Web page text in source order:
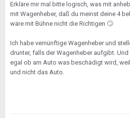
Erkläre mir mal bitte logisch, was mit
mit Wagenheber, daß du meinst deine 4
wäre mit Bühne nicht die Richtigen 🙄
Ich habe vernünftige Wagenheber und
drunter, falls der Wagenheber aufgibt.
egal ob am Auto was beschädigt wird,
und nicht das Auto.